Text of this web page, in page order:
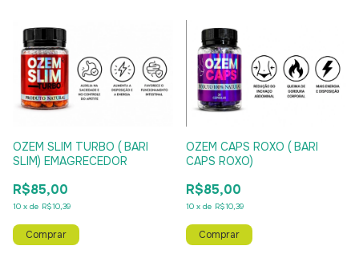
OZEM SLIM TURBO ( BARI
SLIM) EMAGRECEDOR
R$85,00
10 x de R$10,39
OZEM CAPS ROXO ( BARI
CAPS ROXO)
R$85,00
10 x de R$10,39